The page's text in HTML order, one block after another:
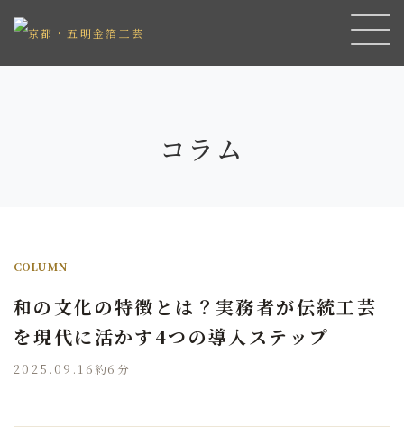
コラム
COLUMN
和の文化の特徴とは？実務者が伝統工芸
を現代に活かす4つの導入ステップ
2025.09.16 約6分